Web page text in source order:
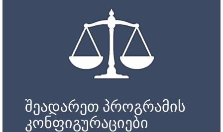
შეადარეთ პროგრამის
კონფიგურაციები